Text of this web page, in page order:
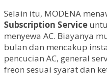
Selain itu, MODENA
Subscription Service
menyewa AC. Biayanya
bulan dan mencakup
pencucian AC, general
freon sesuai syarat dan